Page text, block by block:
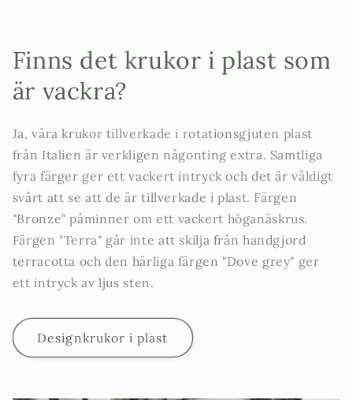
Finns det krukor i plast som
är vackra?
Ja, våra krukor tillverkade i rotationsgjuten plast
från Italien är verkligen någonting extra. Samtliga
fyra färger ger ett vackert intryck och det är väldigt
svårt att se att de är tillverkade i plast. Färgen
"Bronze" påminner om ett vackert höganäskrus.
Färgen "Terra" går inte att skilja från handgjord
terracotta och den härliga färgen "Dove grey" ger
ett intryck av ljus sten.
Designkrukor i plast